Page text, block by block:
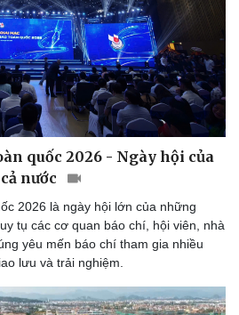
quốc 2026 - Ngày hội của
nước
2026 là ngày hội lớn của những
tụ các cơ quan báo chí, hội viên, nhà
yêu mến báo chí tham gia nhiều
lưu và trải nghiệm.